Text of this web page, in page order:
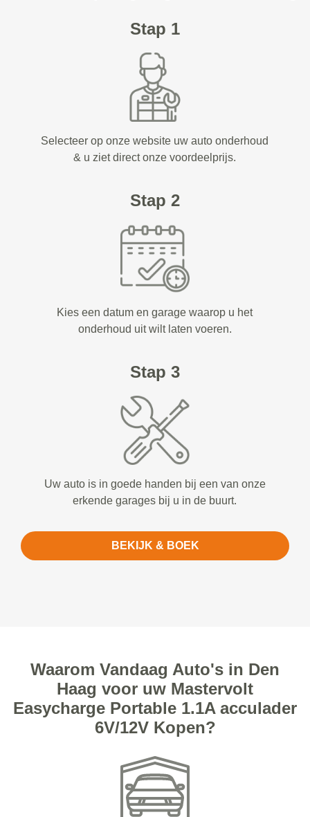
Stap 1
Selecteer op onze website uw auto onderhoud
& u ziet direct onze voordeelprijs.
Stap 2
Kies een datum en garage waarop u het
onderhoud uit wilt laten voeren.
Stap 3
Uw auto is in goede handen bij een van onze
erkende garages bij u in de buurt.
BEKIJK & BOEK
Waarom Vandaag Auto's in Den
Haag voor uw Mastervolt
Easycharge Portable 1.1A acculader
6V/12V Kopen?